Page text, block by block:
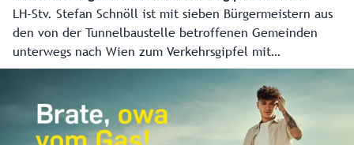
LH-Stv. Stefan Schnöll ist mit sieben Bürgermeistern aus
den von der Tunnelbaustelle betroffenen Gemeinden
unterwegs nach Wien zum Verkehrsgipfel mit
Bundesministerin Leonore Gewessler. Ziel ist eine